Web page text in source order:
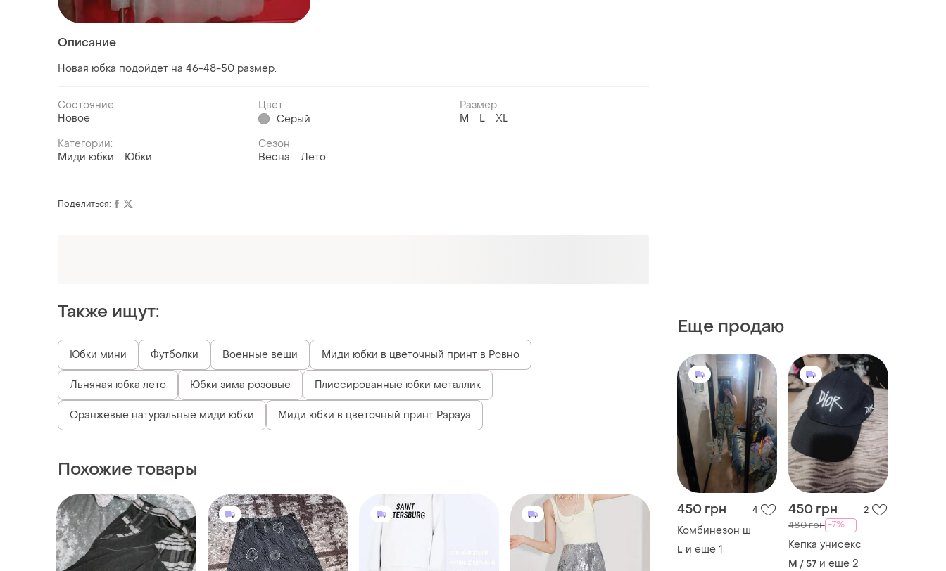
Описание
Новая юбка подойдет на 46-48-50 размер.
Состояние:
Новое
Цвет:
Серый
Размер:
M
L
XL
Категории:
Миди юбки
Юбки
Сезон
Весна
Лето
Еще продаю
450 грн 4
Комбинезон ш
L и еще 1
450 грн 2
480 грн -7%
Кепка унисекс
M / 57 и еще 2
Поделиться:
Также ищут:
Юбки мини Футболки Военные вещи Миди юбки в цветочный принт в Ровно
Льняная юбка лето Юбки зима розовые Плиссированные юбки металлик
Оранжевые натуральные миди юбки Миди юбки в цветочный принт Papaya
Похожие товары